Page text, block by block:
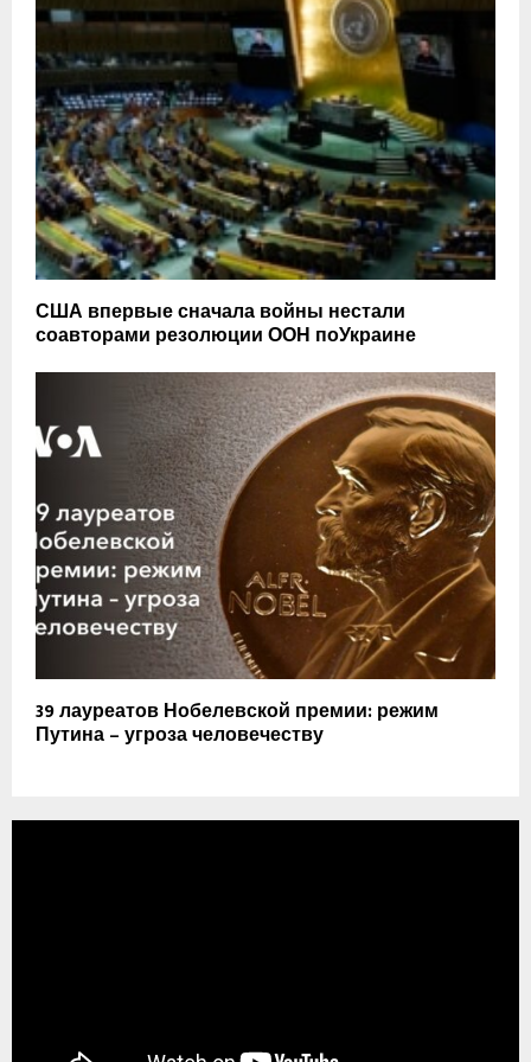
США впервые сначала войны нестали
соавторами резолюции ООН поУкраине
39 лауреатов Нобелевской премии: режим
Путина – угроза человечеству